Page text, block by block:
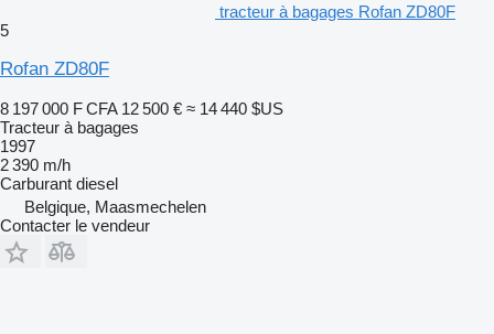
tracteur à bagages Rofan ZD80F
5
Rofan ZD80F
8 197 000 F CFA 12 500 € ≈ 14 440 $US
Tracteur à bagages
1997
2 390 m/h
Carburant diesel
Belgique, Maasmechelen
Contacter le vendeur